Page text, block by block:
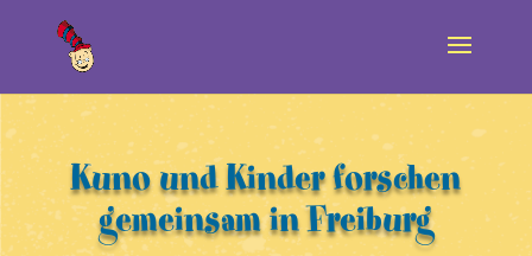
Kuno und Kinder forschen
gemeinsam in Freiburg